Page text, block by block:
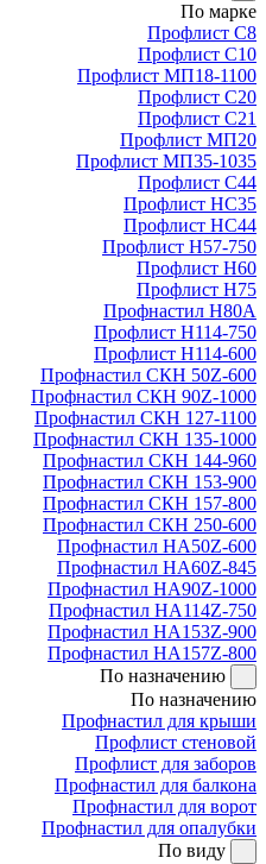
По марке
Профлист С8
Профлист С10
Профлист МП18-1100
Профлист С20
Профлист С21
Профлист МП20
Профлист МП35-1035
Профлист С44
Профлист НС35
Профлист НС44
Профлист Н57-750
Профлист Н60
Профлист Н75
Профнастил Н80А
Профлист Н114-750
Профлист Н114-600
Профнастил СКН 50Z-600
Профнастил СКН 90Z-1000
Профнастил СКН 127-1100
Профнастил СКН 135-1000
Профнастил СКН 144-960
Профнастил СКН 153-900
Профнастил СКН 157-800
Профнастил СКН 250-600
Профнастил НА50Z-600
Профнастил НА60Z-845
Профнастил НА90Z-1000
Профнастил НА114Z-750
Профнастил НА153Z-900
Профнастил НА157Z-800
По назначению
По назначению
Профнастил для крыши
Профлист стеновой
Профлист для заборов
Профнастил для балкона
Профнастил для ворот
Профнастил для опалубки
По виду